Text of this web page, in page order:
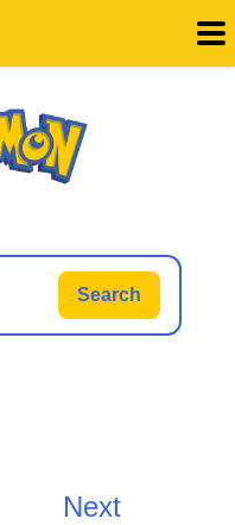
Search
Next